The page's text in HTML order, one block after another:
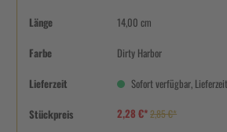
Länge 14,00 cm
Farbe Dirty Harbor
Lieferzeit Sofort verfügbar,
Stückpreis 2,28 €*2,85 €*